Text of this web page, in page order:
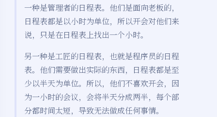
一种是管理者的日程表。他们是面向老板的，
日程表都是以小时为单位，所以开会对他们来
说，只是在日程表上找出一个小时。
另一种是工匠的日程表，也就是程序员的日程
表。他们需要做出实际的东西，日程表都是至
少以半天为单位。所以，他们不喜欢开会，因
为一小时的会议，会将半天分成两半，每个部
分都时间太短，导致无法做成任何事情。